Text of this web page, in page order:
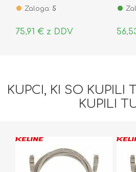
Zaloga: 5
75,91 € z DDV
KUPCI, KI SO KUPILI
KUPILI